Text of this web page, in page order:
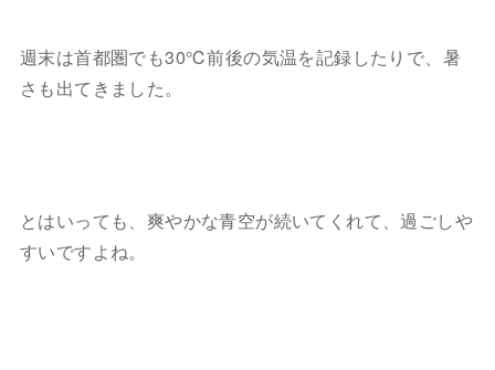
週末は首都圏でも30℃前後の気温を記録したりで、暑
さも出てきました。
とはいっても、爽やかな青空が続いてくれて、過ごしや
すいですよね。